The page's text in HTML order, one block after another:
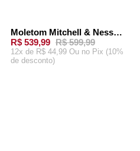
-10%Moletom Mitchell & Ness Canguru Fechado Collab Baw x NFL NY Giants Azul Marinho
R$ 539,99 R$ 599,99
12x de R$ 44,99 Ou no Pix (10%
de desconto)